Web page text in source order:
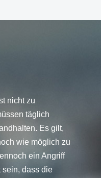
nicht zu
täglich
Es gilt,
wie möglich zu
ein Angriff
sein, dass die